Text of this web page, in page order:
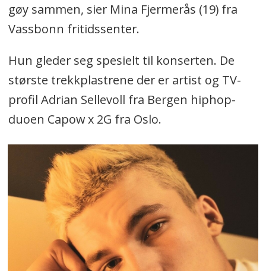
gøy sammen, sier Mina Fjermerås (19) fra
Vassbonn fritidssenter.
Hun gleder seg spesielt til konserten. De
største trekkplastrene der er artist og TV-
profil Adrian Sellevoll fra Bergen hiphop-
duoen Capow x 2G fra Oslo.